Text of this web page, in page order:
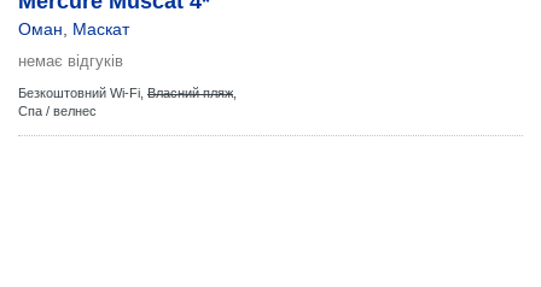
Оман Маскат
немає відгуків
Безкоштовний Wi-Fi, Власний пляж
Спа / велнес